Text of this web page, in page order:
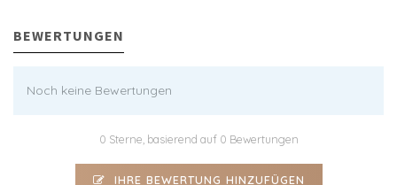
BEWERTUNGEN
Noch keine Bewertungen
0 Sterne, basierend auf 0 Bewertungen
IHRE BEWERTUNG HINZUFÜGEN